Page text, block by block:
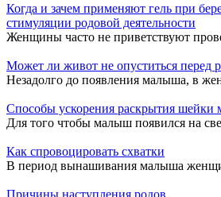
Когда и зачем применяют гель при
стимуляции родовой деятельности
Женщины часто не приветствуют
Может ли живот не опуститься перед
Незадолго до появления малыша, в
Способы ускорения раскрытия шейки
Для того чтобы малыш появился на
Как спровоцировать схватки
В период вынашивания малыша
Причины наступления родов